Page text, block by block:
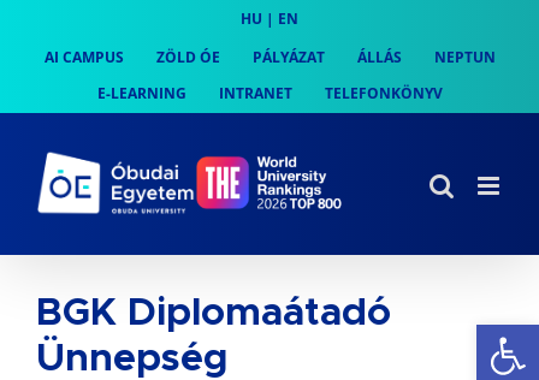
content
HU | EN
AI CAMPUS
ZÖLD ÓE PÁLYÁZAT ÁLLÁS
NEPTUN
E-LEARNING
INTRANET TELEFONKÖNYV
BGK Diplomaátadó
Ünnepség